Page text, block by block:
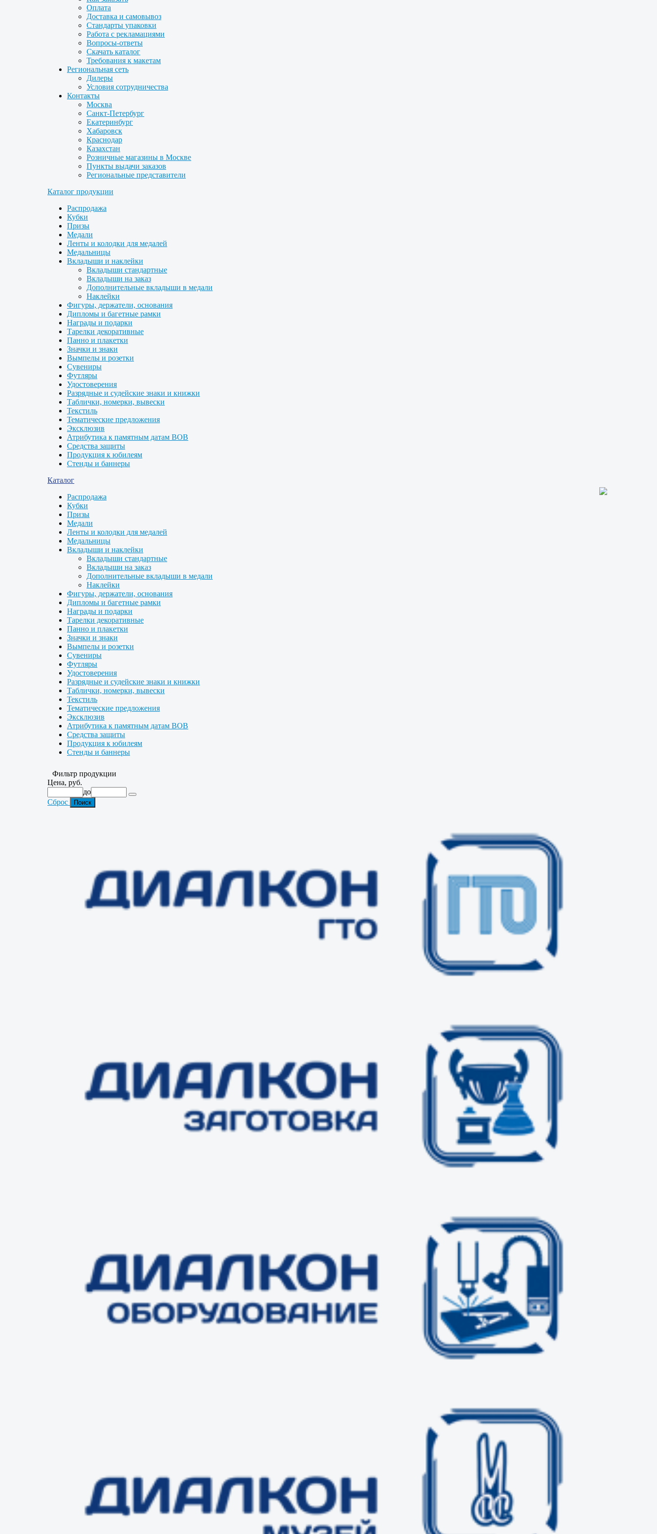
Оплата
Доставка и самовывоз
Стандарты упаковки
Работа с рекламациями
Вопросы-ответы
Скачать каталог
Требования к макетам
Региональная сеть
Дилеры
Условия сотрудничества
Контакты
Москва
Санкт-Петербург
Екатеринбург
Хабаровск
Краснодар
Казахстан
Розничные магазины в Москве
Пункты выдачи заказов
Региональные представители
Каталог продукции
Распродажа
Кубки
Призы
Медали
Ленты и колодки для медалей
Медальницы
Вкладыши и наклейки
Вкладыши стандартные
Вкладыши на заказ
Дополнительные вкладыши в медали
Наклейки
Фигуры, держатели, основания
Дипломы и багетные рамки
Награды и подарки
Тарелки декоративные
Панно и плакетки
Значки и знаки
Вымпелы и розетки
Сувениры
Футляры
Удостоверения
Разрядные и судейские знаки и книжки
Таблички, номерки, вывески
Текстиль
Тематические предложения
Эксклюзив
Атрибутика к памятным датам ВОВ
Средства защиты
Продукция к юбилеям
Стенды и баннеры
Каталог
Распродажа
Кубки
Призы
Медали
Ленты и колодки для медалей
Медальницы
Вкладыши и наклейки
Вкладыши стандартные
Вкладыши на заказ
Дополнительные вкладыши в медали
Наклейки
Фигуры, держатели, основания
Дипломы и багетные рамки
Награды и подарки
Тарелки декоративные
Панно и плакетки
Значки и знаки
Вымпелы и розетки
Сувениры
Футляры
Удостоверения
Разрядные и судейские знаки и книжки
Таблички, номерки, вывески
Текстиль
Тематические предложения
Эксклюзив
Атрибутика к памятным датам ВОВ
Средства защиты
Продукция к юбилеям
Стенды и баннеры
Фильтр продукции
Цена, руб.
до
Сброс